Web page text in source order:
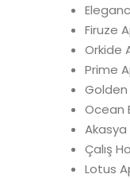
Firuze
Orkide
Prime
Golden
Ocean
Akasya
Çalış
Lotus